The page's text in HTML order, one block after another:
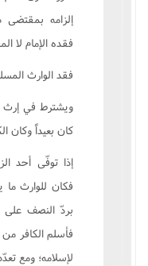
إلزامه بمقتضى
فقده الإمام لا
فقد الوارث
ويشترط في إرث
کان بعيداً وکان
إذا توفّى أحد
فکان للوارث ما
بردّ النصف على
فأسلم الکافر
لإسلامه؛ ومع